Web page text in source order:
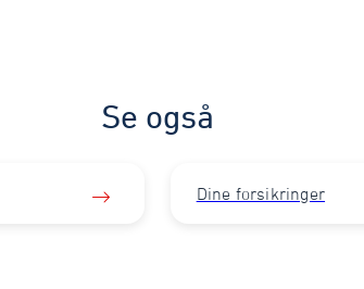
Se også
Dine forsikringer